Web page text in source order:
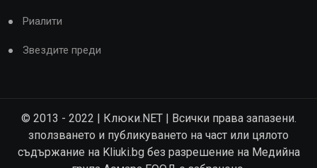
Риалити
Звездите преди
© 2013 - 2022 | Клюки.NET | Всички права запазени.
зползването и публикуването на част или цялото
съдържание на Kliuki.bg без разрешение на Медийна